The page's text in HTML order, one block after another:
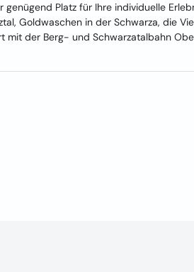
genügend Platz für Ihre individuelle
Goldwaschen in der Schwarza, die
mit der Berg- und Schwarzatalbahn